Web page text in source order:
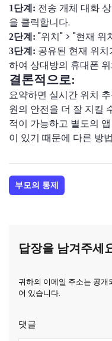
1단계: 전송 개체 대화
을 클릭합니다.
2단계: "위치" > "현재 위
3단계: 공유된 현재 위
하여 상대방의 휴대폰
결론적으로:
요약하면 실시간 위치
원의 안전을 더 잘 지킬
적이 가능하고 별도의
이 있기 때문에 다른 방
부모의 통제
답장을 남겨주세
귀하의 이메일 주소는 공개
어 있습니다.
댓글